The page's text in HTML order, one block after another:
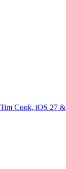
Cook, iOS 27 &